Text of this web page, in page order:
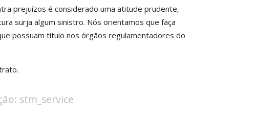
prejuízos é considerado uma atitude prudente,
surja algum sinistro. Nós orientamos que faça
possuam título nos órgãos regulamentadores do
stm_service